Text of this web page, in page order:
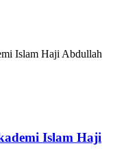
Islam Haji Abdullah
Islam Haji